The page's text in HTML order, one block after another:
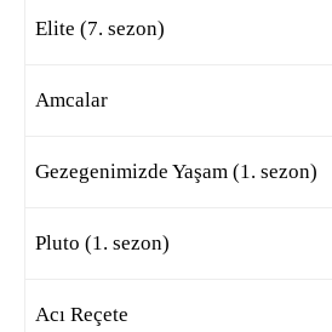
Elite (7. sezon)
Amcalar
Gezegenimizde Yaşam (1. sezon)
Pluto (1. sezon)
Acı Reçete